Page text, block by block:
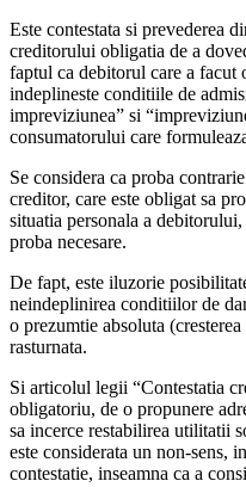
Este contestata si prevederea
creditorului obligatia de a
faptul ca debitorul care a facut
indeplineste conditiile de
impreviziunea” si
consumatorului care
Se considera ca proba
creditor, care este obligat sa
situatia personala a
proba necesare.
De fapt, este iluzorie
neindeplinirea conditiilor de
o prezumtie absoluta
rasturnata.
Si articolul legii “Contestatia
obligatoriu, de o propunere
sa incerce restabilirea utilitatii
este considerata un non-sens,
contestatie, inseamna ca a